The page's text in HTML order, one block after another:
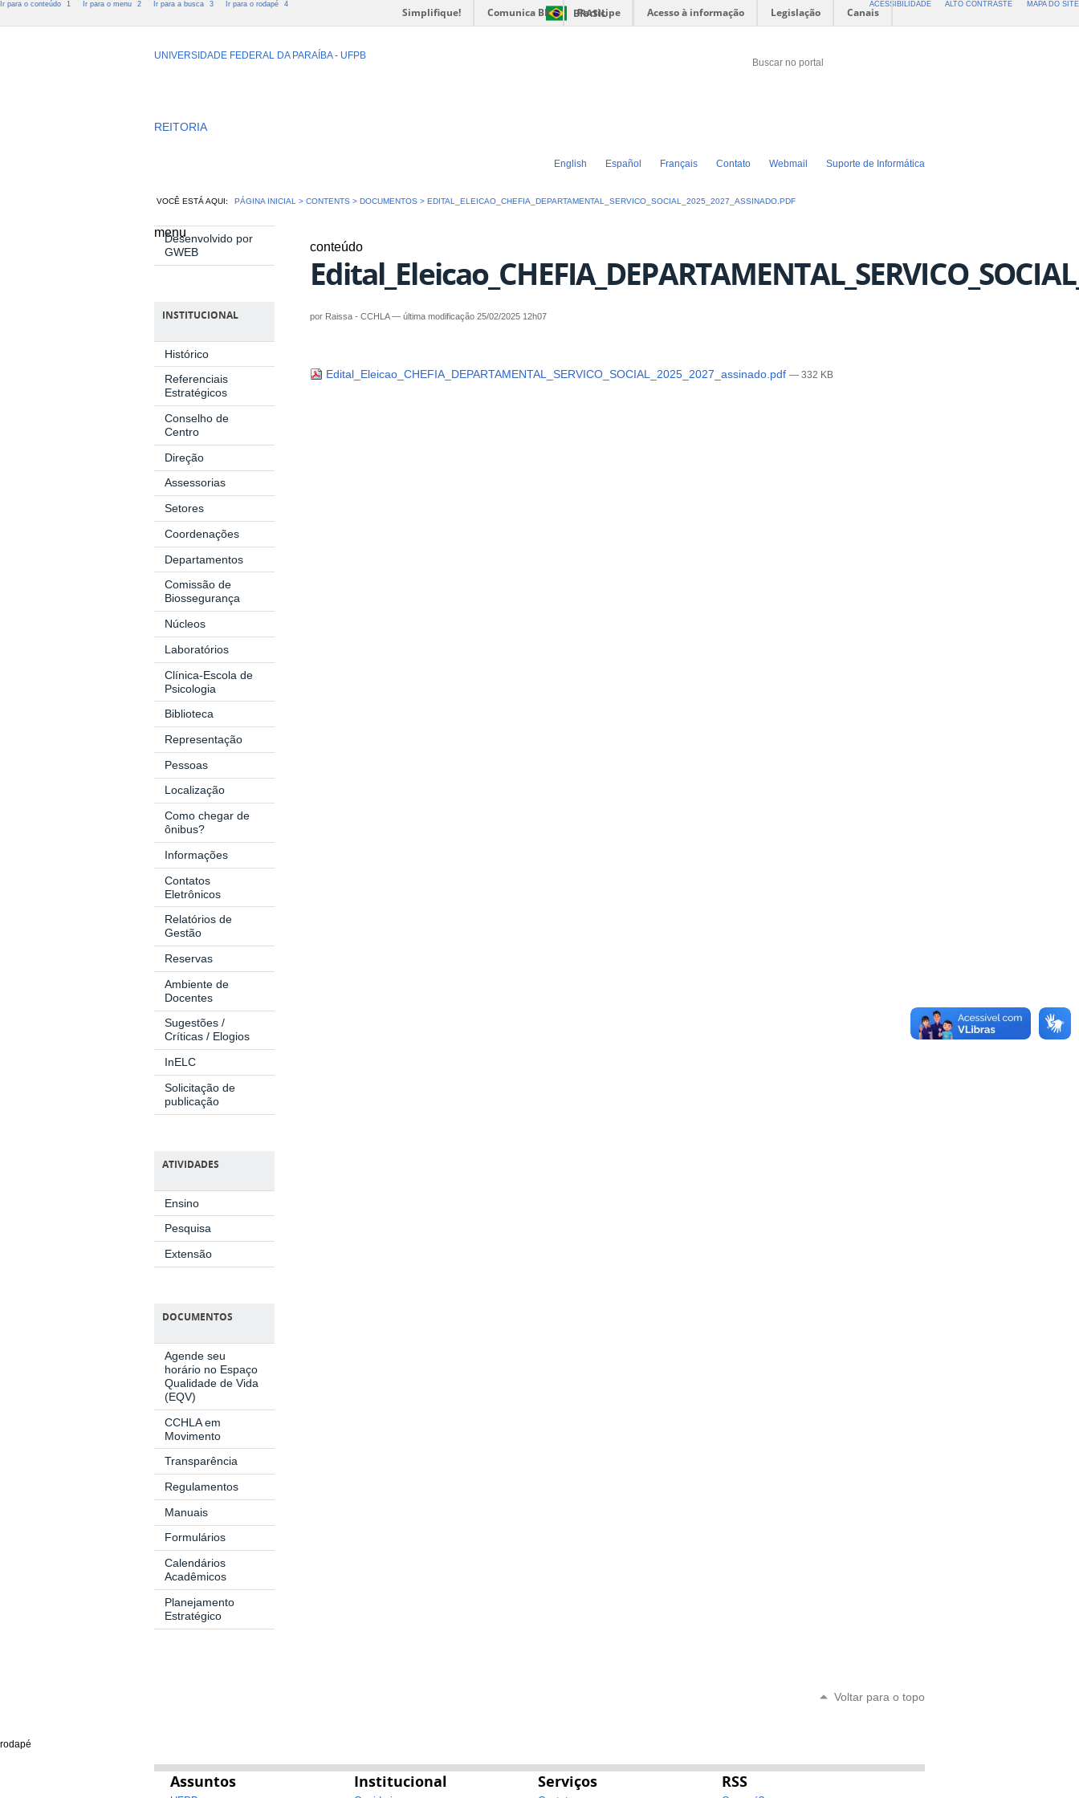
Ir para o conteúdo 1 Ir para o menu 2 Ir para a busca 3 Ir para o rodapé 4 ACESSIBILIDADE ALTO CONTRASTE MAPA DO SITE
BRASIL
Simplifique! Comunica BR Participe Acesso à informação Legislação Canais
UNIVERSIDADE FEDERAL DA PARAÍBA - UFPB
CCHLA - Centro de Ciências
REITORIA
Buscar no portal
English Español Français Contato Webmail Suporte de Informática
VOCÊ ESTÁ AQUI: PÁGINA INICIAL >CONTENTS >DOCUMENTOS >EDITAL_ELEICAO_CHEFIA_DEPARTAMENTAL_SERVICO_SOCIAL_2025_2027_ASSINADO.PDF
menu
Desenvolvido por
GWEB
INSTITUCIONAL
Histórico
Referenciais
Estratégicos
Conselho de
Centro
Direção
Assessorias
Setores
Coordenações
Departamentos
Comissão de
Biossegurança
Núcleos
Laboratórios
Clínica-Escola de
Psicologia
Biblioteca
Representação
Pessoas
Localização
Como chegar de
ônibus?
Informações
Contatos
Eletrônicos
Relatórios de
Gestão
Reservas
Ambiente de
Docentes
Sugestões /
Críticas / Elogios
InELC
Solicitação de
publicação
ATIVIDADES
Ensino
Pesquisa
Extensão
DOCUMENTOS
Agende seu
horário no Espaço
Qualidade de Vida
(EQV)
CCHLA em
Movimento
Transparência
Regulamentos
Manuais
Formulários
Calendários
Acadêmicos
Planejamento
Estratégico
conteúdo
por Raissa - CCHLA—última modificação 25/02/2025 12h07
Edital_Eleicao_CHEFIA_DEPARTAMENTAL_SERVICO_SOCIAL_2025_2027_assinado.pdf— 332 KB
Voltar para o topo
rodapé
Assuntos Institucional Serviços RSS